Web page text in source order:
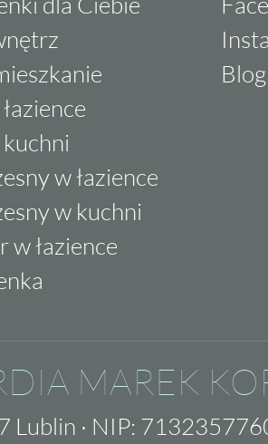
w łazience
w kuchni
w łazience
Blog
MAREK
Lublin · NIP: